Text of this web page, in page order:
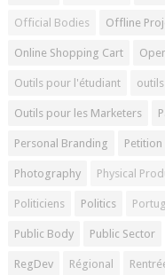
Official Bodies Offline
Online Shopping Cart
Outils pour l'étudiant
Outils pour les Marketers
Personal Branding Petition
Photography Physical
Politiciens Politics
Public Body Public Sector
RegDev Régional